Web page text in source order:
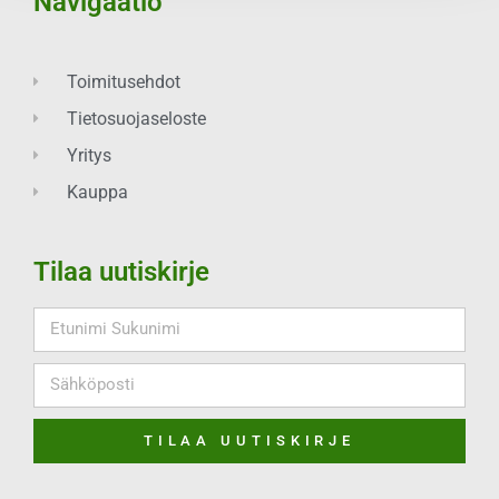
Toimitusehdot
Tietosuojaseloste
Yritys
Kauppa
Tilaa uutiskirje
TILAA UUTISKIRJE